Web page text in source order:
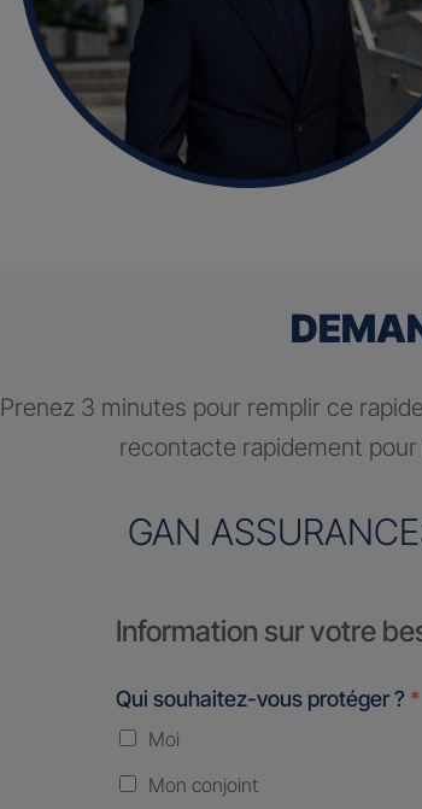
Prenez 3 minutes pour remplir ce
recontacte rapidement
GAN
Information sur votre
Qui souhaitez-vous protéger ? *
Moi
Mon conjoint